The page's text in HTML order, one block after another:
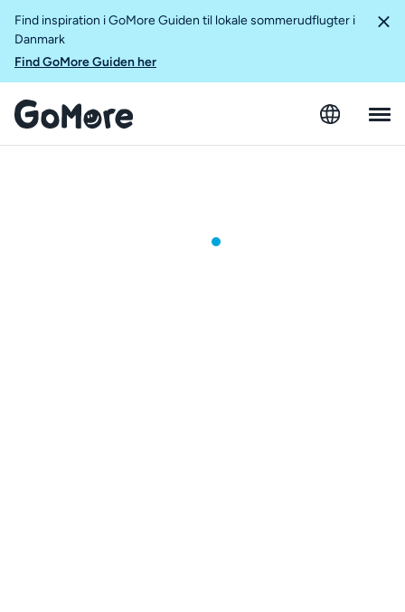
Find inspiration i GoMore Guiden til lokale sommerudflugter i
Danmark
Find GoMore Guiden her